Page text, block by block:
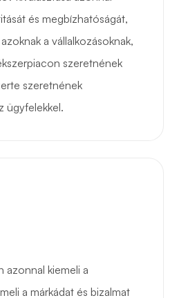
és megbízhatóságát,
a vállalkozásoknak,
szeretnének
szeretnének
ügyfelekkel.
azonnal kiemeli a
a márkádat és bizalmat